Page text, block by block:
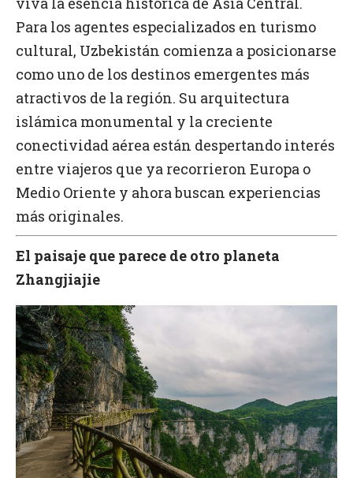
Para los agentes especializados en turismo
cultural, Uzbekistán comienza a posicionarse
como uno de los destinos emergentes más
atractivos de la región. Su arquitectura
islámica monumental y la creciente
conectividad aérea están despertando interés
entre viajeros que ya recorrieron Europa o
Medio Oriente y ahora buscan experiencias
más originales.
El paisaje que parece de otro planeta
Zhangjiajie